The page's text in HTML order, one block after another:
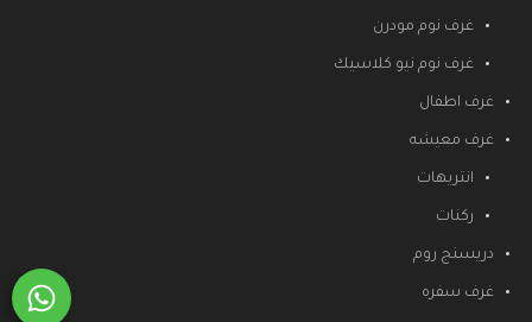
غرف نوم مودرن
غرف نوم نيو كلاسيك
غرف اطفال
غرف معيشه
انتريهات
ركنات
دريسنج روم
غرف سفره